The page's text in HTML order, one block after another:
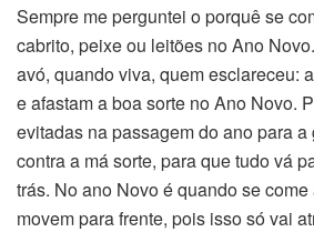
Sempre me perguntei o porquê se
cabrito, peixe ou leitões no Ano
avó, quando viva, quem esclareceu:
e afastam a boa sorte no Ano Novo.
evitadas na passagem do ano para a
contra a má sorte, para que tudo vá
trás. No ano Novo é quando se
movem para frente, pois isso só vai